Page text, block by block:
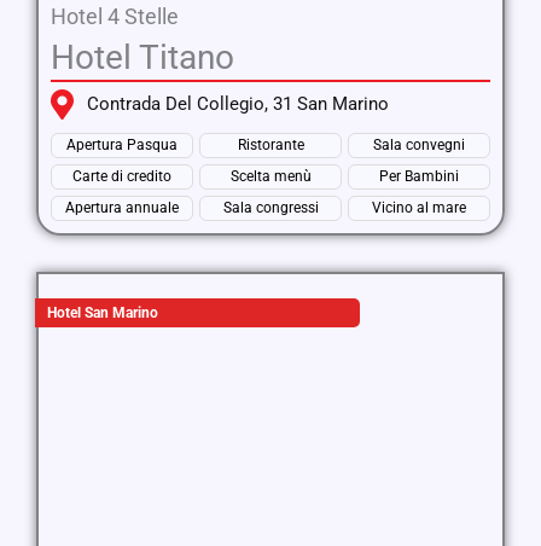
Hotel 4 Stelle
Hotel Titano
Contrada Del Collegio, 31 San Marino
Apertura Pasqua Ristorante
Sala convegni
Carte di credito
Scelta menù
Per Bambini
Apertura annuale
Sala congressi Vicino al mare
Hotel San Marino